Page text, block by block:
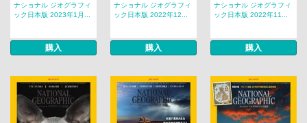
ナショナル ジオグラフィ
ック日本版 2023年1月...
購入
ナショナル ジオグラフィ
ック日本版 2022年12...
購入
ナショナル ジオグラフィ
ック日本版 2022年11...
購入